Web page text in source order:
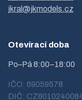
jkral@jkmodels.cz
Otevírací doba
Po–Pá 8:00–18:00
IČO: 69059578
DIČ: